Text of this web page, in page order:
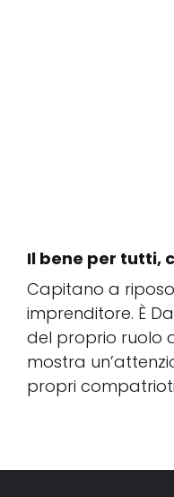
Il bene per tutti,
Capitano a
imprenditore. È
del proprio ruolo
mostra
propri